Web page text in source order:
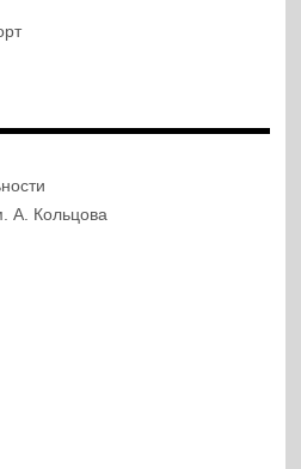
А. Кольцова